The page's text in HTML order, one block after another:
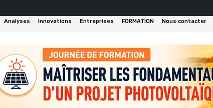
Analyses Innovations Entreprises FORMATION
Nous contacter